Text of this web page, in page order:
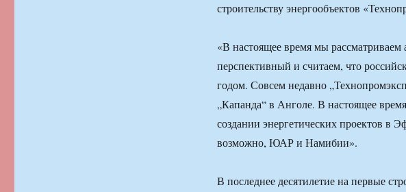
строительству энергообъектов
«В настоящее время мы
перспективный и считаем, что
годом. Совсем недавно
„Капанда“ в Анголе. В настоящее
создании энергетических проектов в
возможно, ЮАР и Намибии».
В последнее десятилетие на первые